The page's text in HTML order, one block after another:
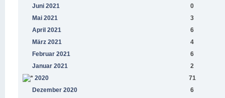
Juni 2021
0
Mai 2021
3
April 2021
6
März 2021
4
Februar 2021
6
Januar 2021
2
2020
71
Dezember 2020
6